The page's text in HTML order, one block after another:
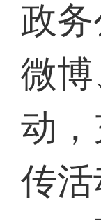
政
微博
动
传活